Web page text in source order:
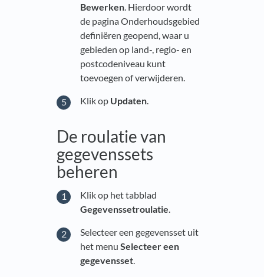
Bewerken . Hierdoor wordt
de pagina Onderhoudsgebied
definiëren geopend, waar u
gebieden op land-, regio- en
postcodeniveau kunt
toevoegen of verwijderen.
Klik op Updaten.
De roulatie van
gegevenssets
beheren
Klik op het tabblad
Gegevenssetroulatie
Selecteer een gegevensset uit
het menu Selecteer een
gegevensset.